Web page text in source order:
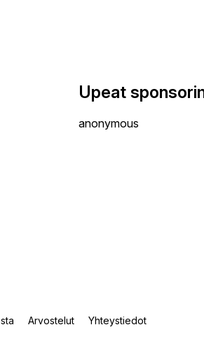
Upeat
anonymous
Arvostelut Yhteystiedot